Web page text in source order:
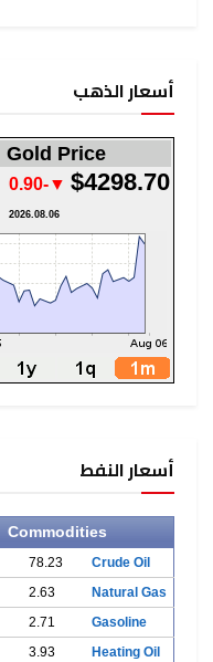
أسعار الذهب
Gold Price
$4298.70
▼-0.90
2026.08.06
أسعار النفط
Commodities
Crude Oil
78.23
Natural Gas
2.63
Gasoline
2.71
Heating Oil
3.93